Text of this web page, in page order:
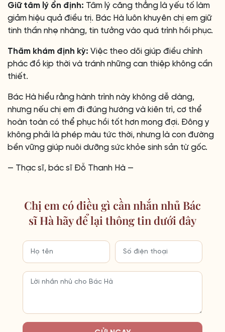
Giữ tâm lý ổn định: Tâm lý căng thẳng là yếu tố làm
giảm hiệu quả điều trị. Bác Hà luôn khuyên chị em giữ
tinh thần nhẹ nhàng, tin tưởng vào quá trình hồi phục.
Thăm khám định kỳ: Việc theo dõi giúp điều chỉnh
phác đồ kịp thời và tránh những can thiệp không cần
thiết.
Bác Hà hiểu rằng hành trình này không dễ dàng,
nhưng nếu chị em đi đúng hướng và kiên trì, cơ thể
hoàn toàn có thể phục hồi tốt hơn mong đợi. Đông y
không phải là phép màu tức thời, nhưng là con đường
bền vững giúp nuôi dưỡng sức khỏe sinh sản từ gốc.
— Thạc sĩ, bác sĩ Đỗ Thanh Hà —
Chị em có điều gì cần nhắn nhủ Bác
sĩ Hà hãy để lại thông tin dưới đây